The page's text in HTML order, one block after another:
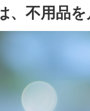
、不用品